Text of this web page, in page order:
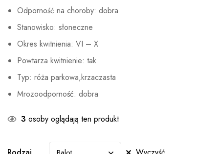
Odporność na choroby: dobra
Stanowisko: słoneczne
Okres kwitnienia: VI – X
Powtarza kwitnienie: tak
Typ: róża parkowa,krzaczasta
Mrozoodporność: dobra
3 osoby oglądają ten produkt